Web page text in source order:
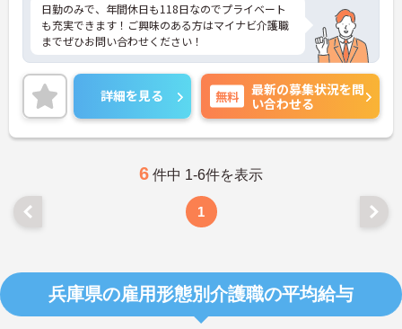
日勤のみで、年間休日も118日なのでプライベート
も充実できます！ご興味のある方はマイナビ介護職
までぜひお問い合わせください！
詳細を見る 無料
最新の募集状況を問
い合わせる
6 件中 1-6件を表示
1
兵庫県の雇用形態別介護職の平均給与